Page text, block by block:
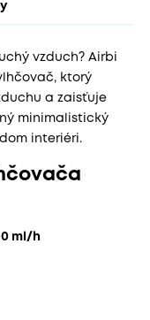
vzduch? Airbi
ktorý
a zaisťuje
minimalistický
interiéri.
ml/h